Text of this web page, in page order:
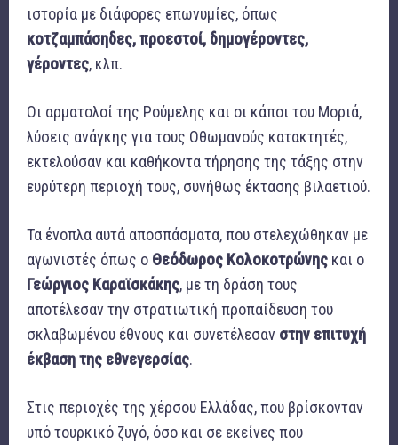
ιστορία με διάφορες επωνυμίες, όπως
κοτζαμπάσηδες, προεστοί, δημογέροντες,
γέροντες, κλπ.
Οι αρματολοί της Ρούμελης και οι κάποι του Μοριά,
λύσεις ανάγκης για τους Οθωμανούς κατακτητές,
εκτελούσαν και καθήκοντα τήρησης της τάξης στην
ευρύτερη περιοχή τους, συνήθως έκτασης βιλαετιού.
Τα ένοπλα αυτά αποσπάσματα, που στελεχώθηκαν με
αγωνιστές όπως ο Θεόδωρος Κολοκοτρώνης και ο
Γεώργιος Καραϊσκάκης, με τη δράση τους
αποτέλεσαν την στρατιωτική προπαίδευση του
σκλαβωμένου έθνους και συνετέλεσαν στην επιτυχή
έκβαση της εθνεγερσίας.
Στις περιοχές της χέρσου Ελλάδας, που βρίσκονταν
υπό τουρκικό ζυγό, όσο και σε εκείνες που